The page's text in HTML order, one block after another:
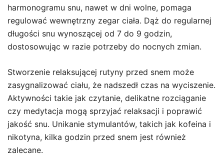
harmonogramu snu, nawet w dni wolne, pomaga
regulować wewnętrzny zegar ciała. Dąż do regularnej
długości snu wynoszącej od 7 do 9 godzin,
dostosowując w razie potrzeby do nocnych zmian.
Stworzenie relaksującej rutyny przed snem może
zasygnalizować ciału, że nadszedł czas na wyciszenie.
Aktywności takie jak czytanie, delikatne rozciąganie
czy medytacja mogą sprzyjać relaksacji i poprawić
jakość snu. Unikanie stymulantów, takich jak kofeina i
nikotyna, kilka godzin przed snem jest również
zalecane.